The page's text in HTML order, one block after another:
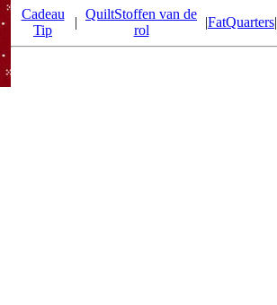
Cadeau
Tip
|
QuiltStoffen van de
rol
|FatQuarters|